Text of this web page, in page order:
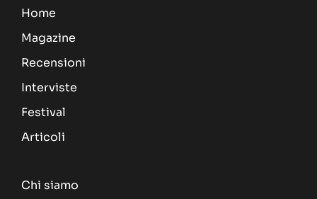
Home
Magazine
Recensioni
Interviste
Festival
Articoli
Chi siamo